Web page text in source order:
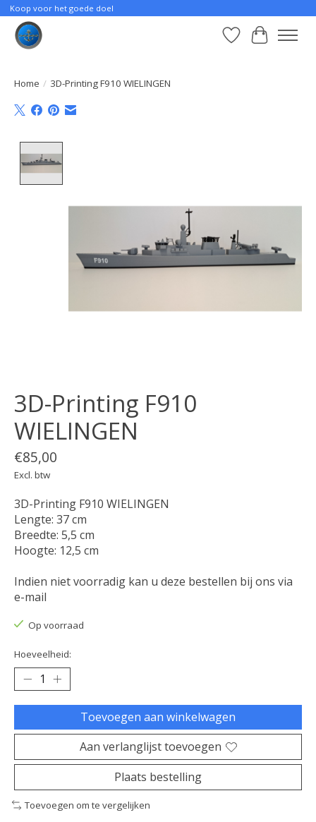
Koop voor het goede doel
Verlanglijst
Home / 3D-Printing F910 WIELINGEN
3D-Printing F910
WIELINGEN
€85,00
Excl. btw
3D-Printing F910 WIELINGEN
Lengte: 37 cm
Breedte: 5,5 cm
Hoogte: 12,5 cm
Indien niet voorradig kan u deze bestellen bij ons via
e-mail
Op voorraad
Hoeveelheid:
Toevoegen aan winkelwagen
Aan verlanglijst toevoegen
Plaats bestelling
Toevoegen om te vergelijken